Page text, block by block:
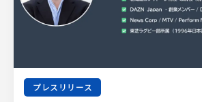
プレスリリース